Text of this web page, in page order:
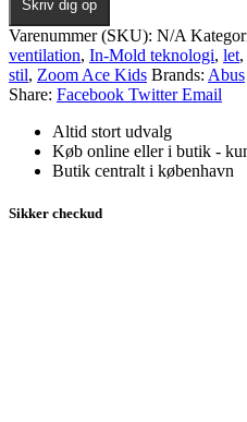
Skriv dig op
Varenummer (SKU): N/A
ventilation, In-Mold teknologi, let,
stil, Zoom Ace Kids Brands: Abus
Share: Facebook Twitter Email
Altid stort udvalg
Køb online eller i butik -
Butik centralt i københavn
Sikker checkud